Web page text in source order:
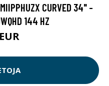
CURVED 34" -
144 HZ